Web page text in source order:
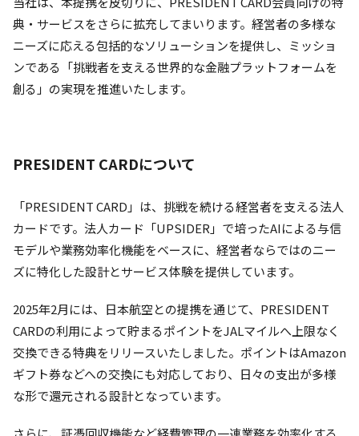
典・サービスをさらに拡充してまいります。経営者の多様な
ニーズに応える包括的なソリューションを提供し、ミッショ
ンである「挑戦者を支える世界的な金融プラットフォームを
創る」の実現を推進いたします。
PRESIDENT CARDについて
「PRESIDENT CARD」は、挑戦を続ける経営者を支える法人
カードです。法人カード「UPSIDER」で培ったAIによる与信
モデルや業務効率化機能をベースに、経営者ならではのニー
ズに特化した設計とサービス体験を提供しています。
2025年2月には、日本航空との提携を通じて、PRESIDENT
CARDの利用によって貯まるポイントをJALマイルへ上限なく
交換できる特典をリリースいたしました。ポイントはAmazon
ギフト券などへの交換にも対応しており、日々の支出が多様
な形で還元される設計となっています。